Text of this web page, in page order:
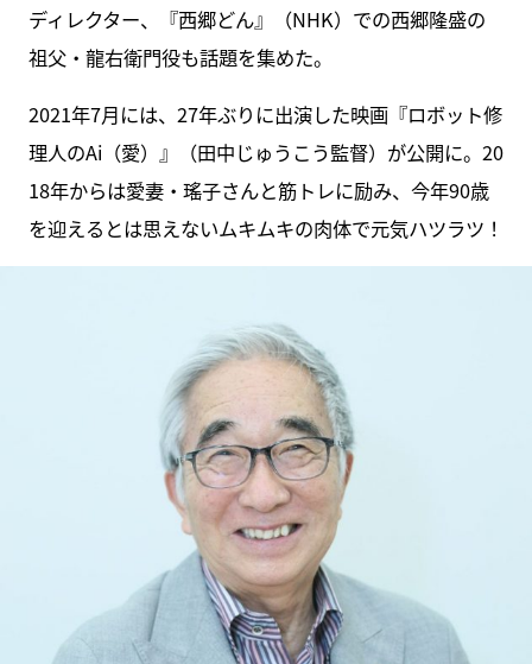
ディレクター、『西郷どん』（NHK）での西郷隆盛の
祖父・龍右衛門役も話題を集めた。
2021年7月には、27年ぶりに出演した映画『ロボット修
理人のAi（愛）』（田中じゅうこう監督）が公開に。20
18年からは愛妻・瑤子さんと筋トレに励み、今年90歳
を迎えるとは思えないムキムキの肉体で元気ハツラツ！